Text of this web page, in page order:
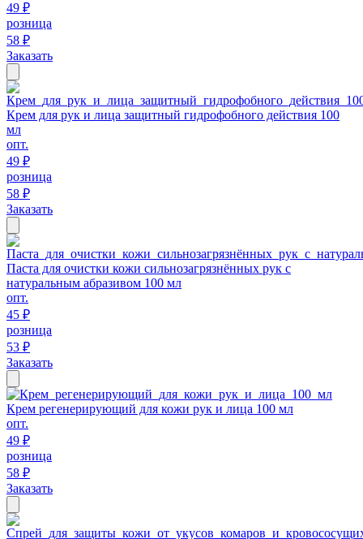
49 ₽
розница
58 ₽
Заказать
Крем для рук и лица защитный гидрофобного действия 100
мл
опт.
49 ₽
розница
58 ₽
Заказать
Паста для очистки кожи сильнозагрязнённых рук с
натуральным абразивом 100 мл
опт.
45 ₽
розница
53 ₽
Заказать
Крем регенерирующий для кожи рук и лица 100 мл
опт.
49 ₽
розница
58 ₽
Заказать